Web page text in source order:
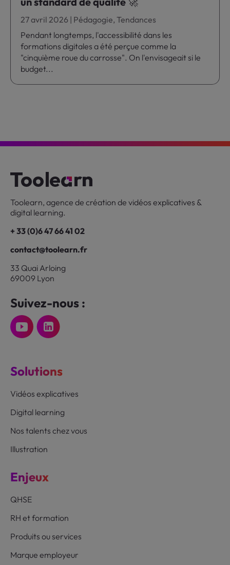
27 avril 2026 | Pédagogie,Tendances
Pendant longtemps, l'accessibilité dans les
formations digitales a été perçue comme la
"cinquième roue du carrosse". On l'envisageait si le
budget...
Toolearn, agence de création de vidéos explicatives &
digital learning.
+ 33 (0)6 47 66 41 02
contact@toolearn.fr
33 Quai Arloing
69009 Lyon
Suivez-nous :
Solutions
Vidéos explicatives
Digital learning
Nos talents chez vous
Illustration
Enjeux
QHSE
RH et formation
Produits ou services
Marque employeur